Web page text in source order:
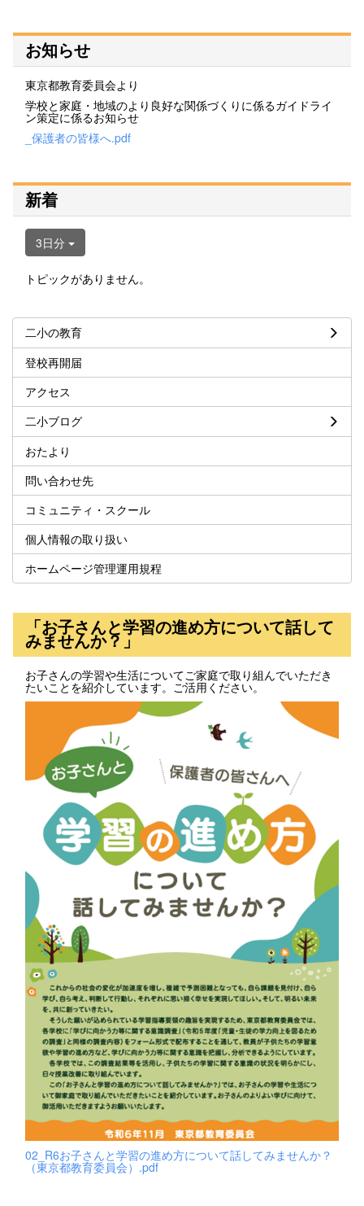
お知らせ
東京都教育委員会より
学校と家庭・地域のより良好な関係づくりに係るガイドライ
ン策定に係るお知らせ
_保護者の皆様へ.pdf
新着
3日分
トピックがありません。
二小の教育
登校再開届
アクセス
二小ブログ
おたより
問い合わせ先
コミュニティ・スクール
個人情報の取り扱い
ホームページ管理運用規程
「お子さんと学習の進め方について話して
みませんか？」
お子さんの学習や生活についてご家庭で取り組んでいただき
たいことを紹介しています。ご活用ください。
02_R6お子さんと学習の進め方について話してみませんか？
（東京都教育委員会）.pdf